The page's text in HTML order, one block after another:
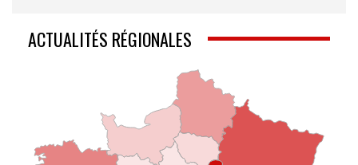
ACTUALITÉS RÉGIONALES